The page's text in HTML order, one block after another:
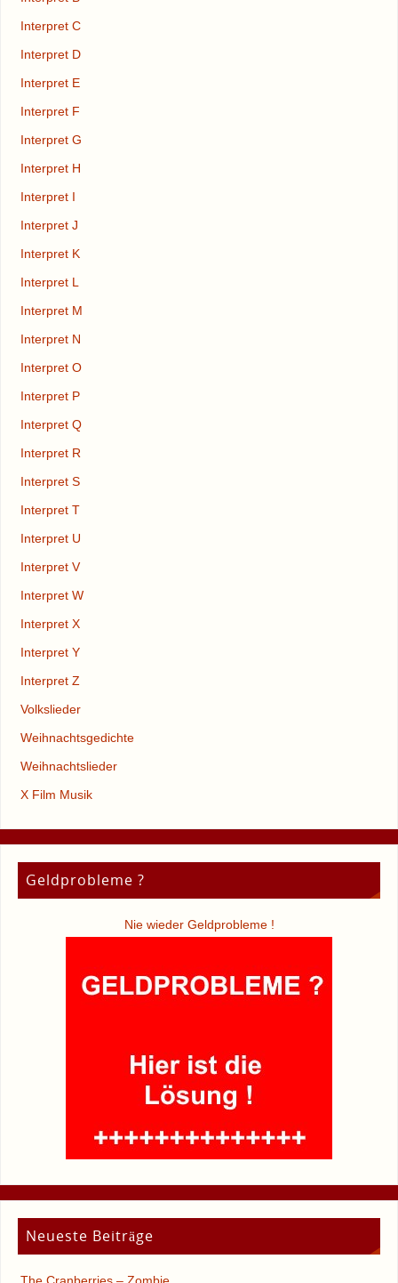
Interpret C
Interpret D
Interpret E
Interpret F
Interpret G
Interpret H
Interpret I
Interpret J
Interpret K
Interpret L
Interpret M
Interpret N
Interpret O
Interpret P
Interpret Q
Interpret R
Interpret S
Interpret T
Interpret U
Interpret V
Interpret W
Interpret X
Interpret Y
Interpret Z
Volkslieder
Weihnachtsgedichte
Weihnachtslieder
X Film Musik
Geldprobleme ?
Nie wieder Geldprobleme !
Neueste Beiträge